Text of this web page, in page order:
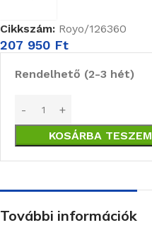
Cikkszám: Royo/126360
207 950 Ft
Rendelhető (2-3 hét)
KOSÁRBA TESZEM
További információk